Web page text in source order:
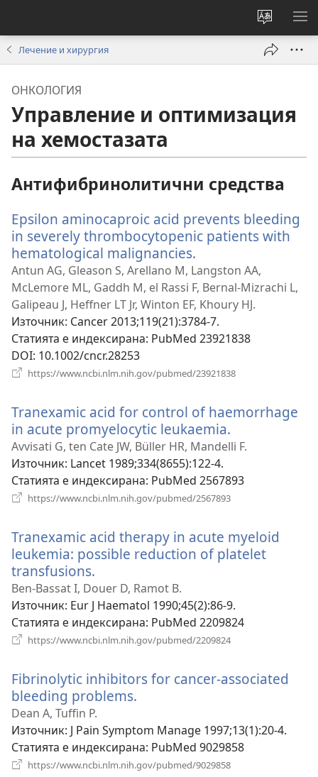
Смени
езика
на
Лечение и хирургия
ОНКОЛОГИЯ
Управление и оптимизация
на хемостазата
Антифибринолитични средства
Epsilon aminocaproic acid prevents bleeding
in severely thrombocytopenic patients with
hematological malignancies.
нов
прозорец)
Antun AG, Gleason S, Arellano M, Langston AA,
McLemore ML, Gaddh M, el Rassi F, Bernal-Mizrachi L,
Galipeau J, Heffner LT Jr, Winton EF, Khoury HJ.
Източник‎: Cancer 2013;119(21):3784-7.
Статията е индексирана‎: PubMed 23921838
DOI‎: 10.1002/cncr.28253
https://www.ncbi.nlm.nih.gov/pubmed/23921838
Tranexamic acid for control of haemorrhage
in acute promyelocytic leukaemia.
нов
Avvisati G, ten Cate JW, Büller HR, Mandelli F.
Източник‎: Lancet 1989;334(8655):122-4.
Статията е индексирана‎: PubMed 2567893
https://www.ncbi.nlm.nih.gov/pubmed/2567893
Tranexamic acid therapy in acute myeloid
leukemia: possible reduction of platelet
transfusions.
нов
прозорец)
Ben-Bassat I, Douer D, Ramot B.
Източник‎: Eur J Haematol 1990;45(2):86-9.
Статията е индексирана‎: PubMed 2209824
https://www.ncbi.nlm.nih.gov/pubmed/2209824
Fibrinolytic inhibitors for cancer-associated
bleeding problems.
прозорец)
Dean A, Tuffin P.
Източник‎: J Pain Symptom Manage 1997;13(1):20-4.
Статията е индексирана‎: PubMed 9029858
https://www.ncbi.nlm.nih.gov/pubmed/9029858